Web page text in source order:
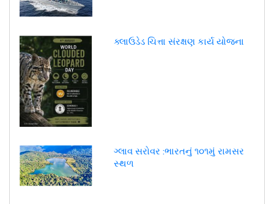
ક્લાઉડેડ ચિત્તા સંરક્ષણ કાર્ય યોજના
ગ્લાવ સરોવર :ભારતનું ૧૦૧મું રામસર
સ્થળ